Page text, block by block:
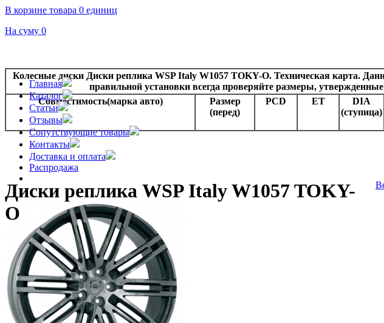
Главная
Каталог
Статьи
Отзывы
Сопутствующие товары
Контакты
Доставка и оплата
Распродажа
В корзине товара 0 единиц
На суму 0
Колесные диски Диски реплика WSP Italy W1057 TOKY-O. Техническая карта.
правильной установки всегда проверяйте размеры,
Совместимость(марка авто)
Размер
(перед)
PCD ET
DIA
(ступица)
Диски реплика WSP Italy W1057 TOKY-
O